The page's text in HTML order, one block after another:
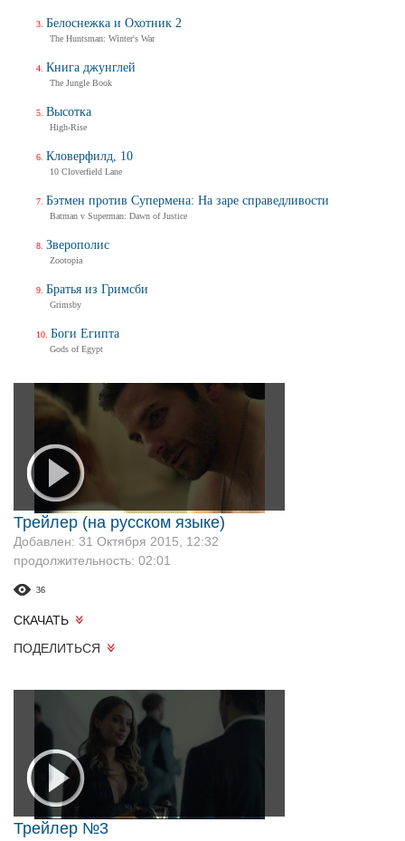
Трейлер (на русском языке)
Добавлен: 31 Октября 2015, 12:32
продолжительность: 02:01
36
СКАЧАТЬ
ПОДЕЛИТЬСЯ
Трейлер №3
Белоснежка и Охотник 2
The Huntsman: Winter's War
Книга джунглей
The Jungle Book
Высотка
High-Rise
Кловерфилд, 10
10 Cloverfield Lane
Бэтмен против Супермена: На заре справедливости
Batman v Superman: Dawn of Justice
Зверополис
Zootopia
Братья из Гримсби
Grimsby
Боги Египта
Gods of Egypt